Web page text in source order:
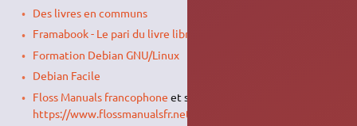
Des livres en communs
Framabook - Le pari du livre libre
Formation Debian GNU/Linux
Debian Facile
Floss Manuals francophone et son lien associé
https://www.flossmanualsfr.net/media/files/